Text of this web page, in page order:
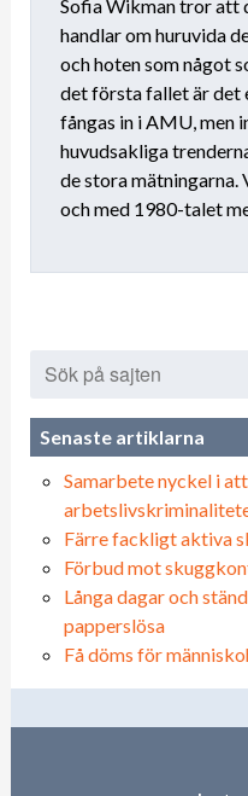
Sofia Wikman tror att
handlar om huruvida
och hoten som något
det första fallet är det
fångas in i AMU, men
huvudsakliga
de stora mätningarna.
och med 1980-talet
Senaste artiklarna
Samarbete nyckel i
Färre fackligt aktiva
Förbud mot
Långa dagar och
papperslösa
Få döms för